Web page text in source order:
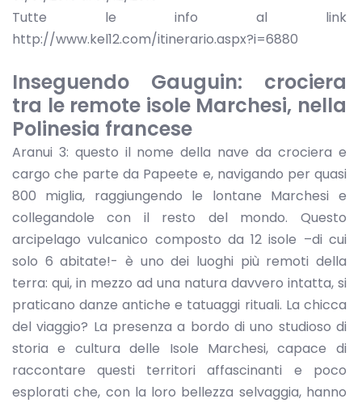
Tutte le info al link
http://www.kel12.com/itinerario.aspx?i=6880
Inseguendo Gauguin: crociera
tra le remote isole Marchesi, nella
Polinesia francese
Aranui 3: questo il nome della nave da crociera e
cargo che parte da Papeete e, navigando per quasi
800 miglia, raggiungendo le lontane Marchesi e
collegandole con il resto del mondo. Questo
arcipelago vulcanico composto da 12 isole –di cui
solo 6 abitate!- è uno dei luoghi più remoti della
terra: qui, in mezzo ad una natura davvero intatta, si
praticano danze antiche e tatuaggi rituali. La chicca
del viaggio? La presenza a bordo di uno studioso di
storia e cultura delle Isole Marchesi, capace di
raccontare questi territori affascinanti e poco
esplorati che, con la loro bellezza selvaggia, hanno